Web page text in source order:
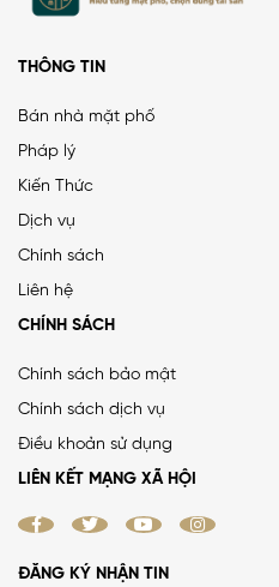
PHÂN LÔ LẠC TRUNG 2 Ô TÔ
MẶT ĐƯỜNG VÀNH ĐAI 1, LÔ GÓC, MẶT TIỀN 8.8M,
•
La Thành
THÔNG TIN
Bán nhà mặt phố
Pháp lý
Kiến Thức
Dịch vụ
Chính sách
Liên hệ
CHÍNH SÁCH
Chính sách bảo mật
Chính sách dịch vụ
Điều khoản sử dụng
LIÊN KẾT MẠNG XÃ HỘI
ĐĂNG KÝ NHẬN TIN